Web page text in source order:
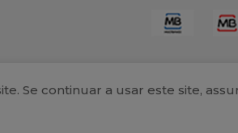
Se continuar a usar este site,